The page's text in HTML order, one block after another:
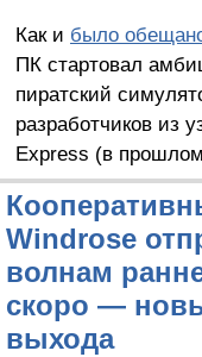
Как и было
ПК стартовал
пиратский
разработчиков из
Express (в
Windrose
волнам
скоро —
выхода